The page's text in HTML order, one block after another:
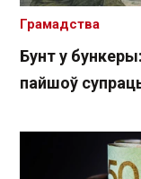
Бунт у
пайшоў
Грамадства